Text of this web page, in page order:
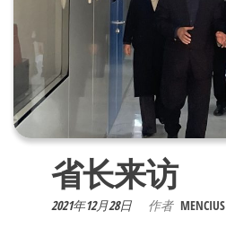
工
限
公
司
省长来访
2021年12月28日 作者 MENCIUS